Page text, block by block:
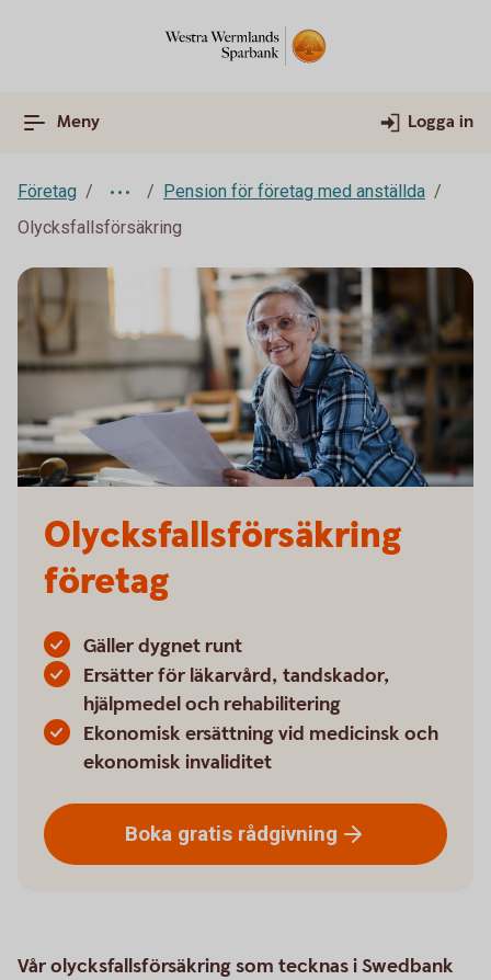
Meny Logga in
Företag
Pension för företag med anställda
Olycksfallsförsäkring
Olycksfallsförsäkring
företag
Gäller dygnet runt
Ersätter för läkarvård, tandskador,
hjälpmedel och rehabilitering
Ekonomisk ersättning vid medicinsk och
ekonomisk invaliditet
Boka gratis rådgivning
Vår olycksfallsförsäkring som tecknas i Swedbank